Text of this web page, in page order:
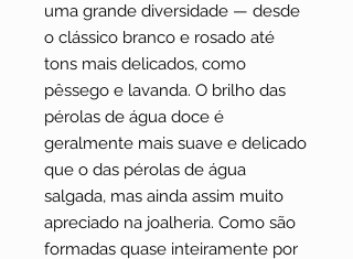
uma grande diversidade — desde
o clássico branco e rosado até
tons mais delicados, como
pêssego e lavanda. O brilho das
pérolas de água doce é
geralmente mais suave e delicado
que o das pérolas de água
salgada, mas ainda assim muito
apreciado na joalheria. Como são
formadas quase inteiramente por